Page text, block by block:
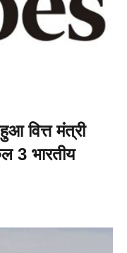
वित्त मंत्री
3 भारतीय